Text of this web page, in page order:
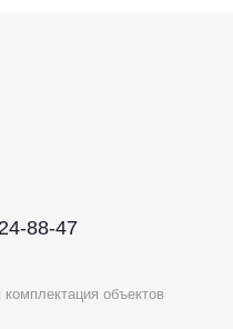
88-47
объектов